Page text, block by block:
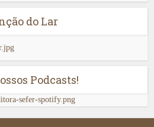
do Lar
Podcasts!